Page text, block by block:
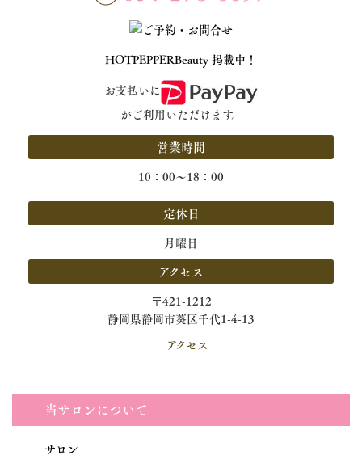
HOTPEPPERBeauty 掲載中！
お支払いに
がご利用いただけます。
営業時間
10：00～18：00
定休日
月曜日
アクセス
〒421-1212
静岡県静岡市葵区千代1-4-13
アクセス
当サロンについて
サロン